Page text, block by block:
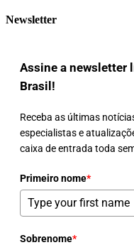
Newsletter
Assine a newsletter
Brasil!
Receba as últimas
especialistas e
caixa de entrada toda
Primeiro nome*
Sobrenome*